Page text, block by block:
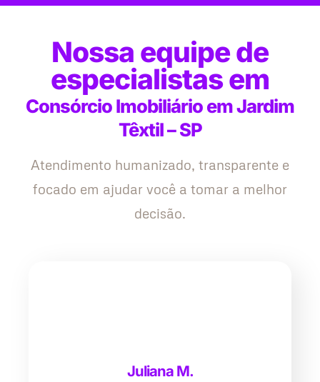
Nossa equipe de
especialistas em
Consórcio Imobiliário em Jardim
Têxtil – SP
Atendimento humanizado, transparente e
focado em ajudar você a tomar a melhor
decisão.
Juliana M.